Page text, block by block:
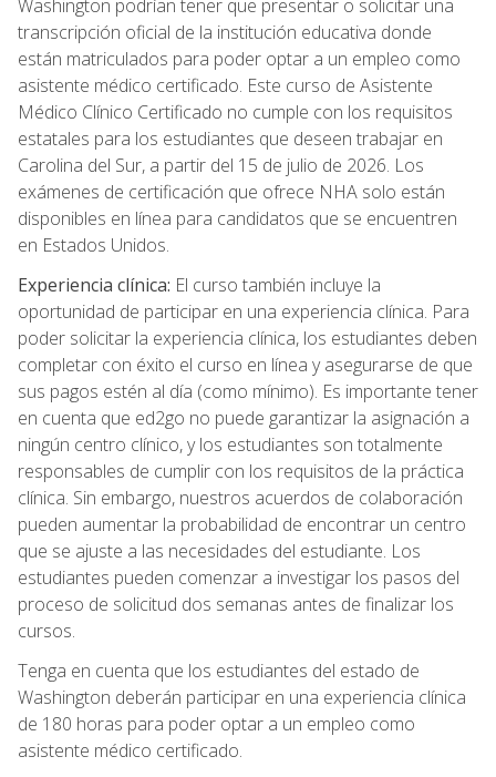
Washington podrían tener que presentar o solicitar una
transcripción oficial de la institución educativa donde
están matriculados para poder optar a un empleo como
asistente médico certificado. Este curso de Asistente
Médico Clínico Certificado no cumple con los requisitos
estatales para los estudiantes que deseen trabajar en
Carolina del Sur, a partir del 15 de julio de 2026. Los
exámenes de certificación que ofrece NHA solo están
disponibles en línea para candidatos que se encuentren
en Estados Unidos.
Experiencia clínica: El curso también incluye la
oportunidad de participar en una experiencia clínica. Para
poder solicitar la experiencia clínica, los estudiantes deben
completar con éxito el curso en línea y asegurarse de que
sus pagos estén al día (como mínimo). Es importante tener
en cuenta que ed2go no puede garantizar la asignación a
ningún centro clínico, y los estudiantes son totalmente
responsables de cumplir con los requisitos de la práctica
clínica. Sin embargo, nuestros acuerdos de colaboración
pueden aumentar la probabilidad de encontrar un centro
que se ajuste a las necesidades del estudiante. Los
estudiantes pueden comenzar a investigar los pasos del
proceso de solicitud dos semanas antes de finalizar los
cursos.
Tenga en cuenta que los estudiantes del estado de
Washington deberán participar en una experiencia clínica
de 180 horas para poder optar a un empleo como
asistente médico certificado.